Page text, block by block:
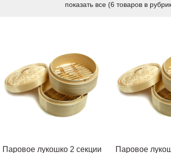
показать все (6 товаров в
Паровое лукошко 2 секции
Паровое